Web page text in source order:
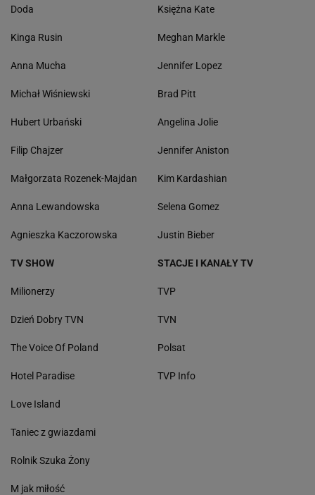
Doda
Kinga Rusin
Anna Mucha
Michał Wiśniewski
Hubert Urbański
Filip Chajzer
Małgorzata Rozenek-Majdan
Anna Lewandowska
Agnieszka Kaczorowska
Księżna Kate
Meghan Markle
Jennifer Lopez
Brad Pitt
Angelina Jolie
Jennifer Aniston
Kim Kardashian
Selena Gomez
Justin Bieber
TV SHOW
Milionerzy
Dzień Dobry TVN
The Voice Of Poland
Hotel Paradise
Love Island
Taniec z gwiazdami
Rolnik Szuka Żony
M jak miłość
STACJE I KANAŁY TV
TVP
TVN
Polsat
TVP Info